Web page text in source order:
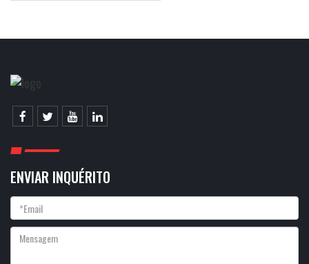
ENVIAR INQUÉRITO